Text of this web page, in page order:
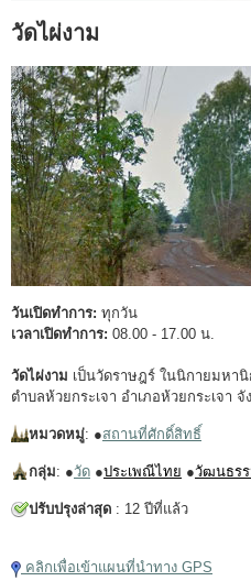
วัดไผ่งาม
วันเปิดทำการ: ทุกวัน
เวลาเปิดทำการ: 08.00 - 17.00 น.
วัดไผ่งาม เป็นวัดราษฎร์ ในนิกายมหา
ตำบลห้วยกระเจา อำเภอห้วยกระเจา
หมวดหมู่: ●สถานที่ศักดิ์สิทธิ์
กลุ่ม: ●วัด ●ประเพณีไทย ●วัฒนธร
ปรับปรุงล่าสุด : 12 ปีที่แล้ว
คลิกเพื่อเข้าแผนที่นำทาง GPS